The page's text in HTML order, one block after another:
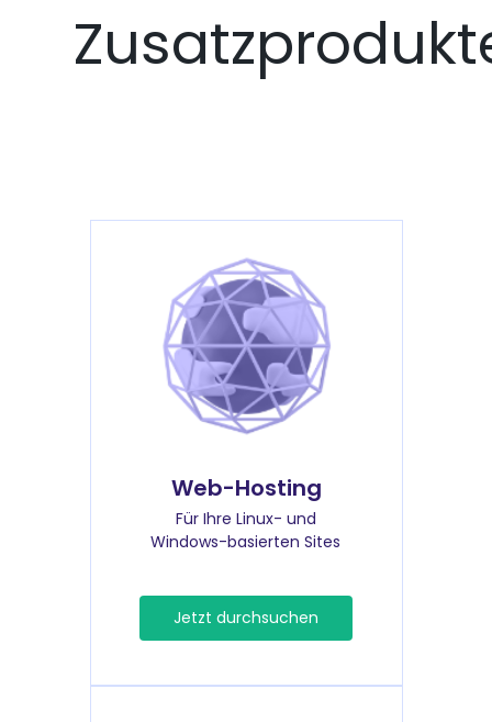
Web-Hosting
Für Ihre Linux- und
Windows-basierten Sites
Jetzt durchsuchen